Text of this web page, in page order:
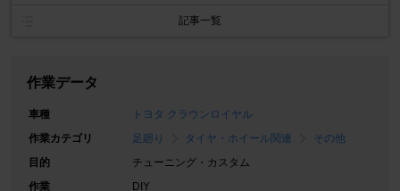
記事一覧
作業データ
車種
トヨタ クラウンロイヤル
作業カテゴリ
足廻り タイヤ・ホイール関連
その他
目的
チューニング・カスタム
作業
DIY